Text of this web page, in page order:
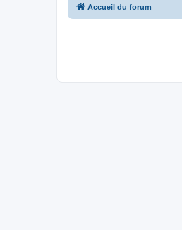
Accueil du forum